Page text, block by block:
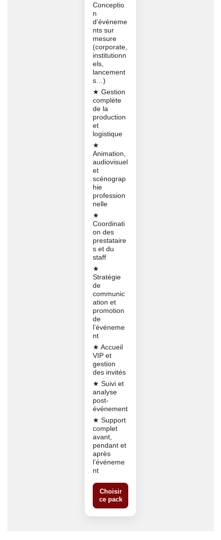
Conceptio
n
d’événeme
nts sur
mesure
(corporate,
institutionn
els,
lancement
s…)
★ Gestion
complète
de la
production
et
logistique
★
Animation,
audiovisuel
et
scénograp
hie
profession
nelle
★
Coordinati
on des
prestataire
s et du
staff
★
Stratégie
de
communic
ation et
promotion
de
l’événeme
nt
★ Accueil
VIP et
gestion
des invités
★ Suivi et
analyse
post-
événement
★ Support
complet
avant,
pendant et
après
l’événeme
nt
Choisir
ce pack